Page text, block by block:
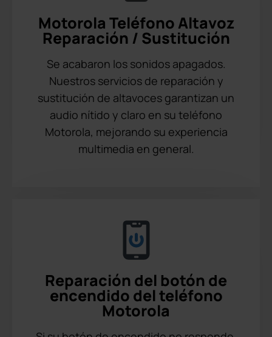
Motorola Teléfono Altavoz
Reparación / Sustitución
Se acabaron los sonidos apagados.
Nuestros servicios de reparación y
sustitución de altavoces garantizan un
audio nítido y claro en su teléfono
Motorola, mejorando su experiencia
multimedia en general.
Reparación del botón de
encendido del teléfono
Motorola